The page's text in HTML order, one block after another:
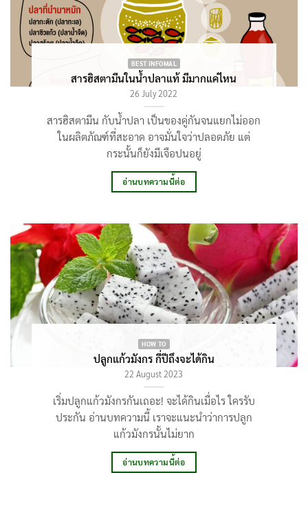
BEST INFOMAL
สารฮิสตามีนในน้ำปลาแท้ มีมากแค่ไหน
26 July 2022
สารฮิสตามีน กับน้ำปลา เป็นของคู่กันจนแยกไม่ออก
ในผลิตภัณฑ์ที่สะอาด อาจมั่นใจว่าปลอดภัย แต่
กระนั้นก็ยังมีเจือปนอยู่
อ่านบทความนี้ต่อ
HOW TO
ปลูกแก้วมังกร กี่ปีถึงจะได้กิน
22 August 2023
เริ่มปลูกแก้วมังกรกันเถอะ! จะได้กินเมื่อไร ใครรับ
ประกัน อ่านบทความนี้ เราจะแนะนำว่าการปลูก
แก้วมังกรนั้นไม่ยาก
อ่านบทความนี้ต่อ